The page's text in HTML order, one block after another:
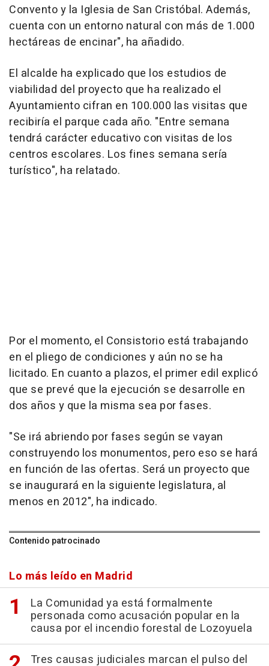
Convento y la Iglesia de San Cristóbal. Además,
cuenta con un entorno natural con más de 1.000
hectáreas de encinar", ha añadido.
El alcalde ha explicado que los estudios de
viabilidad del proyecto que ha realizado el
Ayuntamiento cifran en 100.000 las visitas que
recibiría el parque cada año. "Entre semana
tendrá carácter educativo con visitas de los
centros escolares. Los fines semana sería
turístico", ha relatado.
Por el momento, el Consistorio está trabajando
en el pliego de condiciones y aún no se ha
licitado. En cuanto a plazos, el primer edil explicó
que se prevé que la ejecución se desarrolle en
dos años y que la misma sea por fases.
"Se irá abriendo por fases según se vayan
construyendo los monumentos, pero eso se hará
en función de las ofertas. Será un proyecto que
se inaugurará en la siguiente legislatura, al
menos en 2012", ha indicado.
Contenido patrocinado
Lo más leído en Madrid
La Comunidad ya está formalmente
personada como acusación popular en la
causa por el incendio forestal de Lozoyuela
Tres causas judiciales marcan el pulso del